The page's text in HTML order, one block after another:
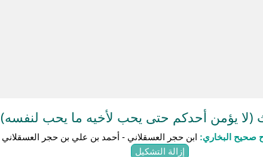
يؤمن أحدكم حتى يحب لأخيه ما يحب لنفسه)
صحيح البخاري: ابن حجر العسقلاني - أحمد بن علي بن حجر العسقلاني
إزالة التشكيل